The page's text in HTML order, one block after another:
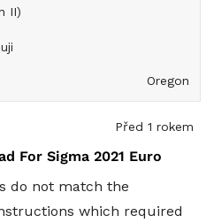
II)
Oregon
Před 1 rokem
Instructions Bad For Sigma 2021 Euro
do not match the
which required